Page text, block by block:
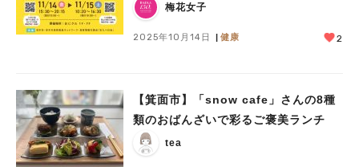
梅花女子
2025年10月14日 健康 2
【箕面市】「snow cafe」さんの8種
類のおばんざいで彩るご褒美ランチ
tea